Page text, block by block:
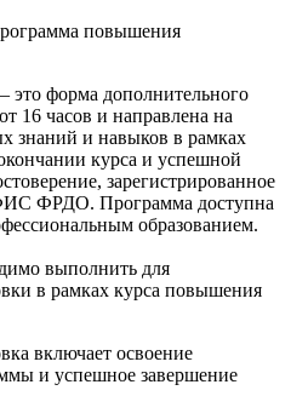
повышения
форма дополнительного
16 часов и направлена на
знаний и навыков в рамках
курса и успешной
зарегистрированное
ФРДО. Программа доступна
образованием.
выполнить для
в рамках курса повышения
включает освоение
и успешное завершение